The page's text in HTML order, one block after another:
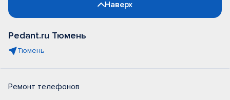
Наверх
Pedant.ru Тюмень
Тюмень
Ремонт телефонов